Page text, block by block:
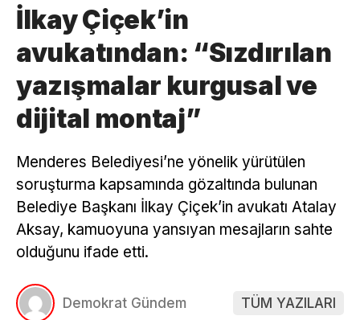
İlkay Çiçek’in
avukatından: “Sızdırılan
yazışmalar kurgusal ve
dijital montaj”
Menderes Belediyesi’ne yönelik yürütülen
soruşturma kapsamında gözaltında bulunan
Belediye Başkanı İlkay Çiçek’in avukatı Atalay
Aksay, kamuoyuna yansıyan mesajların sahte
olduğunu ifade etti.
Demokrat Gündem TÜM YAZILARI